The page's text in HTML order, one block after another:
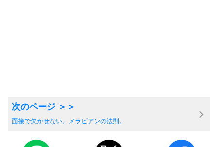
面接で欠かせない、メラビアンの法則。